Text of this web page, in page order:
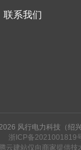
联系我们
风行电力科技（绍
浙ICP备2021001819
腾云建站仅向商家提供技